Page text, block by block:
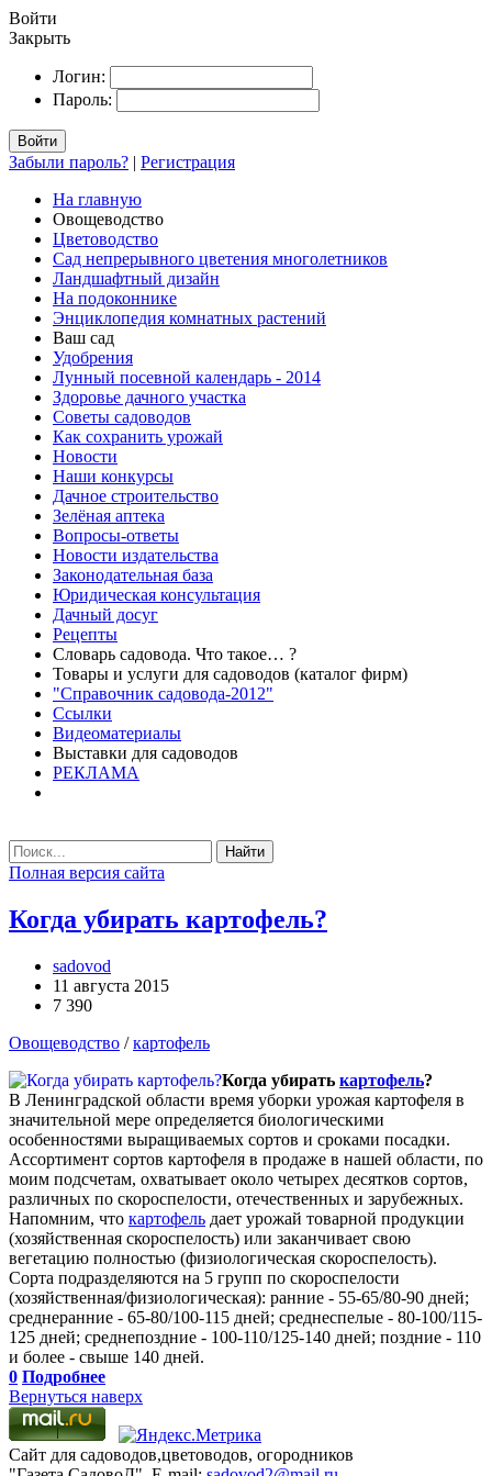
Войти
Закрыть
Логин:
Пароль:
Войти
Забыли пароль? | Регистрация
На главную
Овощеводство
Цветоводство
Сад непрерывного цветения многолетников
Ландшафтный дизайн
На подоконнике
Энциклопедия комнатных растений
Ваш сад
Удобрения
Лунный посевной календарь - 2014
Здоровье дачного участка
Советы садоводов
Как сохранить урожай
Новости
Наши конкурсы
Дачное строительство
Зелёная аптека
Вопросы-ответы
Новости издательства
Законодательная база
Юридическая консультация
Дачный досуг
Рецепты
Словарь садовода. Что такое… ?
Товары и услуги для садоводов (каталог фирм)
"Справочник садовода-2012"
Ссылки
Видеоматериалы
Выставки для садоводов
РЕКЛАМА
Найти
Полная версия сайта
Когда убирать картофель?
sadovod
11 августа 2015
7 390
Овощеводство /картофель
Когда убирать картофель?
В Ленинградской области время уборки урожая картофеля в
значительной мере определяется биологическими
особенностями выращиваемых сортов и сроками посадки.
Ассортимент сортов картофеля в продаже в нашей области, по
моим подсчетам, охватывает около четырех десятков сортов,
различных по скороспелости, отечественных и зарубежных.
Напомним, что картофель дает урожай товарной продукции
(хозяйственная скороспелость) или заканчивает свою
вегетацию полностью (физиологическая скороспелость).
Сорта подразделяются на 5 групп по скороспелости
(хозяйственная/физиологическая): ранние - 55-65/80-90 дней;
среднеранние - 65-80/100-115 дней; среднеспелые - 80-100/115-
125 дней; среднепоздние - 100-110/125-140 дней; поздние - 110
и более - свыше 140 дней.
0 Подробнее
Вернуться наверх
Сайт для садоводов,цветоводов, огородников